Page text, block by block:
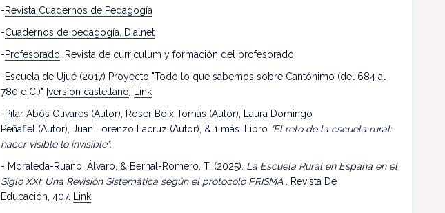
-Revista Cuadernos de Pedagogía
-Cuadernos de pedagogía. Dialnet
-Profesorado . Revista de curriculum y formación del profesorado
-Escuela de Ujué (2017) Proyecto "Todo lo que sabemos sobre Cantónimo (del 684 al
780 d.C.)" [versión castellano]
Link
-Pilar Abós Olivares (Autor), Roser Boix Tomàs (Autor), Laura Domingo
Peñafiel (Autor), Juan Lorenzo Lacruz (Autor), & 1 más. Libro "El reto de la escuela rural:
hacer visible lo invisible".
- Moraleda-Ruano, Álvaro, & Bernal-Romero, T. (2025). La Escuela Rural en España en el
Siglo XXI: Una Revisión Sistemática según el protocolo PRISMA . Revista De
Educación, 407.
Link